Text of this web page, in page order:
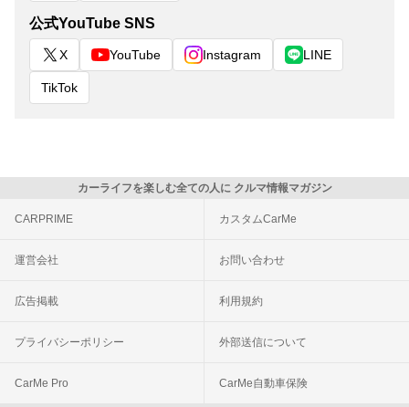
公式YouTube SNS
X YouTube Instagram LINE
TikTok
カーライフを楽しむ全ての人に クルマ情報マガジン
CARPRIME カスタムCarMe
運営会社 お問い合わせ
広告掲載 利用規約
プライバシーポリシー 外部送信について
CarMe Pro CarMe自動車保険